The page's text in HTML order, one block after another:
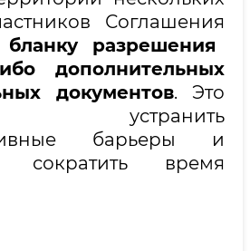
Соглашения
разрешения
дополнительных
документов. Это
устранить
барьеры и
сократить время